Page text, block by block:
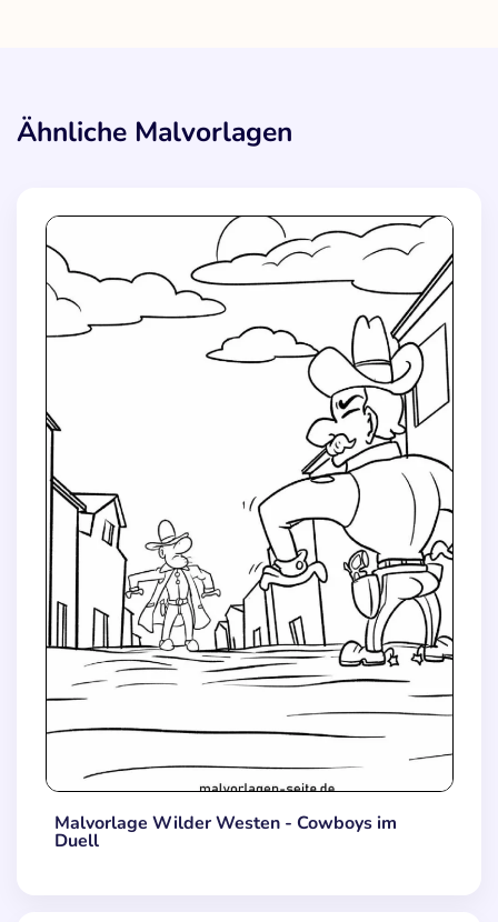
Ähnliche Malvorlagen
Malvorlage Wilder Westen - Cowboys im
Duell